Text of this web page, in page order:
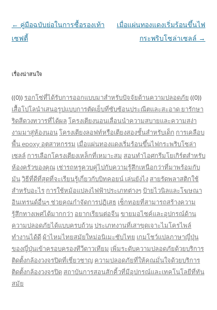
Post
navigation
← คู่มือฉบับย่อในการซื้อรองเท้า
เซฟตี้
เมื่อแผ่นทองแดงเริ่มร้อนขึ้นไฟ
กระพริบโซล่าเซลล์ →
เรื่องน่าสนใจ
((0)) รอกโซ่ที่ได้รับการออกแบบมาสำหรับปัจจัยด้านความปลอดภัย ((0))
เสื้อโปโลนำเสนอรูปแบบการตัดเย็บที่ซับซ้อนประณีตและสะอาด ยารักษา
ริดสีดวงทวารที่ได้ผล โครงเตียงนอนเลื่อนนำความสบายและความสง่า
งามมาสู่ห้องนอนโครงเตียงลอฟท์หรือเตียงสองชั้นสำหรับเด็ก การเคลือบ
พื้น epoxy อุตสาหกรรม เมื่อแผ่นทองแดงเริ่มร้อนขึ้นไฟกระพริบโซล่า
เซลล์ การเลือกโครงเตียงเหล็กที่เหมาะสม สอนทำไอศกรีมโยเกิร์ตสำหรับ
ห้องครัวของคุณ เช่ารถหรูควบคู่ไปกับความรู้สึกเหนือกว่าที่มาพร้อมกับ
มันวิธีที่ดีที่สุดที่จะเรียนรู้เกี่ยวกับบิทคอยน์ เล่นยังไง สายรัดพลาสติกใช้
สำหรับอะไร การใช้หม้อแปลงไฟฟ้าประเภทต่างๆ ป้ายไวนิลและโฆษณา
อินเทรนด์อื่นๆ ช่วยคุณกำจัดการปฏิเสธ เซ็กทอยที่สามารถสร้างความ
รู้สึกทางเพศได้มากกว่า อยากเรียนต่อจีนขายมอไซค์และอุปกรณ์ด้าน
ความปลอดภัยได้แบบครบถ้วนประเภทงานที่เสาขุดเจาะไมโครไพล์
ทำงานได้ดี ผ้าไหมไทยสมัยใหม่อนิเมะซับไทย เกมโชว์แปลภาษาญี่ปุ่น
ของญี่ปุ่นเข้าครอบครองทีวีดาวเทียม เพิ่มระดับความปลอดภัยด้วยบริการ
ติดตั้งกล้องวงจรปิดที่เชี่ยวชาญ ความปลอดภัยที่ให้คุณมั่นใจด้วยบริการ
ติดตั้งกล้องวงจรปิด สถาบันการสอนสักคิ้วที่มีอุปกรณ์และเทคโนโลยีที่ทัน
สมัย